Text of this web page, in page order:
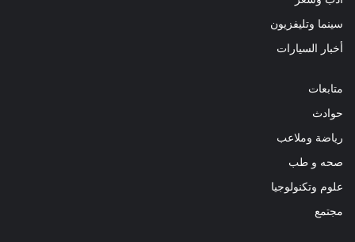
سينما وتليفزيون
أخبار السيارات
متابعات
حوادث
رياضة وملاعب
صحه و طب
علوم وتكنولوجيا
مجتمع